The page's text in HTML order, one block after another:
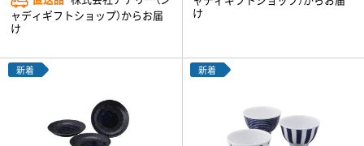
ャディギフトショップ）からお届
け
け
新着 新着